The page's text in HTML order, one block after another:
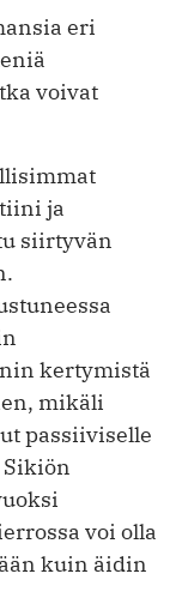
eri
voivat
ja
siirtyvän
kertymistä
mikäli
passiiviselle
voi olla
kuin äidin